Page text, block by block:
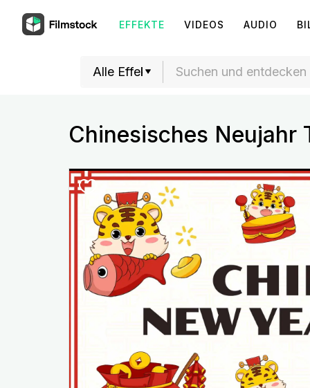
EFFEKTE VIDEOS AUDIO
Chinesisches Neujahr